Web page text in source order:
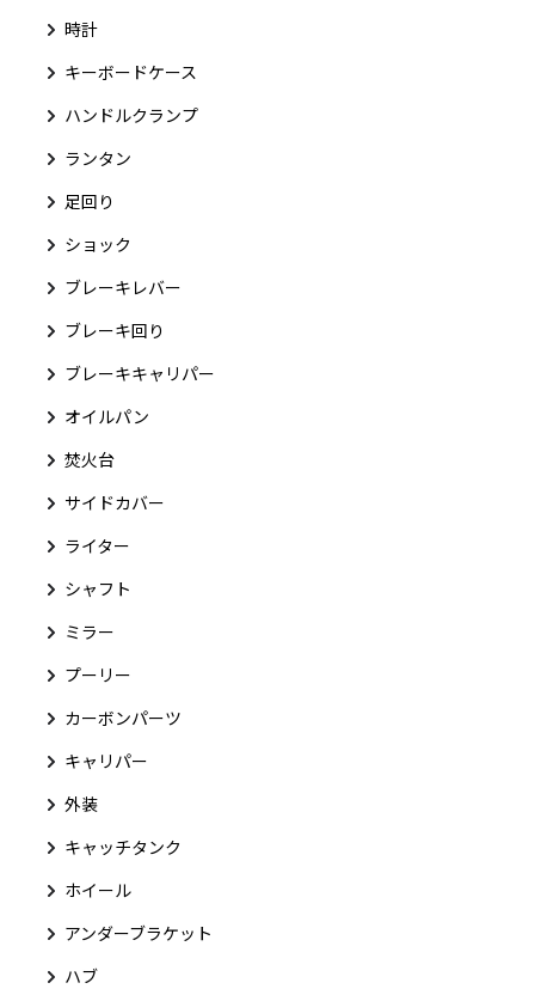
時計
キーボードケース
ハンドルクランプ
ランタン
足回り
ショック
ブレーキレバー
ブレーキ回り
ブレーキキャリパー
オイルパン
焚火台
サイドカバー
ライター
シャフト
ミラー
プーリー
カーボンパーツ
キャリパー
外装
キャッチタンク
ホイール
アンダーブラケット
ハブ